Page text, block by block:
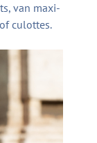
van maxi-
culottes.